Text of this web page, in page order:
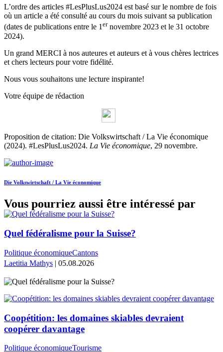
L’ordre des articles #LesPlusLus2024 est basé sur le nombre de fois
où un article a été consulté au cours du mois suivant sa publication
(dates de publications entre le 1ernovembre 2023 et le 31 octobre
2024).
Un grand MERCI à nos auteures et auteurs et à vous chères lectrices
et chers lecteurs pour votre fidélité.
Nous vous souhaitons une lecture inspirante!
Votre équipe de rédaction
Proposition de citation: Die Volkswirtschaft / La Vie économique
(2024). #LesPlusLus2024. La Vie économique, 29 novembre.
Die Volkswirtschaft / La Vie économique
Vous pourriez aussi être intéressé par
Quel fédéralisme pour la Suisse?
Politique économiqueCantons
Laetitia Mathys | 05.08.2026
Coopétition: les domaines skiables devraient
coopérer davantage
Politique économiqueTourisme